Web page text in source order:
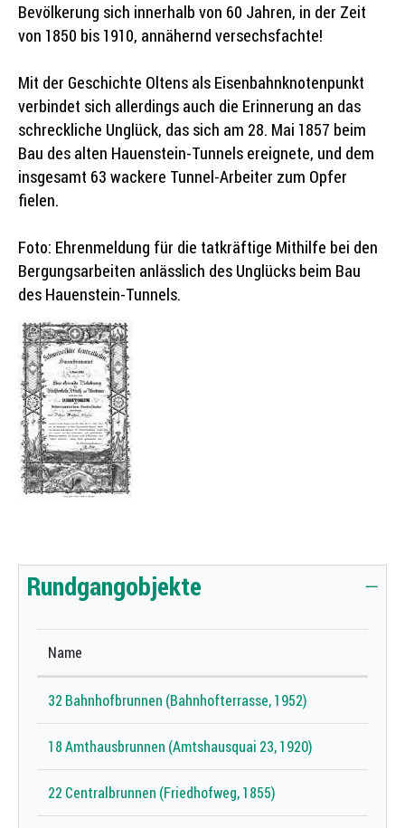
Bevölkerung sich innerhalb von 60 Jahren, in der Zeit
von 1850 bis 1910, annähernd versechsfachte!
Mit der Geschichte Oltens als Eisenbahnknotenpunkt
verbindet sich allerdings auch die Erinnerung an das
schreckliche Unglück, das sich am 28. Mai 1857 beim
Bau des alten Hauenstein-Tunnels ereignete, und dem
insgesamt 63 wackere Tunnel-Arbeiter zum Opfer
fielen.
Foto: Ehrenmeldung für die tatkräftige Mithilfe bei den
Bergungsarbeiten anlässlich des Unglücks beim Bau
des Hauenstein-Tunnels.
Zugehörige Objekte
Rundgangobjekte
Name
32 Bahnhofbrunnen (Bahnhofterrasse, 1952)
18 Amthausbrunnen (Amtshausquai 23, 1920)
22 Centralbrunnen (Friedhofweg, 1855)